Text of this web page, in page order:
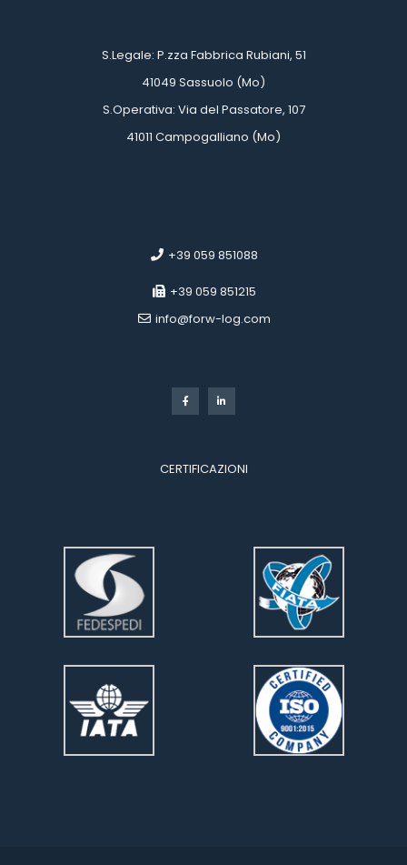
S.Legale: P.zza Fabbrica Rubiani, 51
41049 Sassuolo (Mo)
S.Operativa: Via del Passatore, 107
41011 Campogalliano (Mo)
+39 059 851088
+39 059 851215
info@forw-log.com
CERTIFICAZIONI